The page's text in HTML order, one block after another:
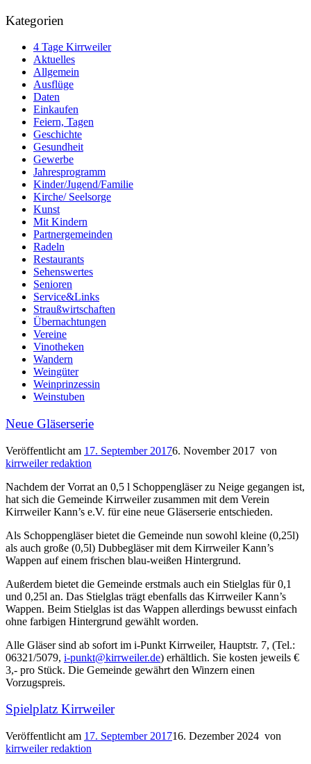
Kategorien
4 Tage Kirrweiler
Aktuelles
Allgemein
Ausflüge
Daten
Einkaufen
Feiern, Tagen
Geschichte
Gesundheit
Gewerbe
Jahresprogramm
Kinder/Jugend/Familie
Kirche/ Seelsorge
Kunst
Mit Kindern
Partnergemeinden
Radeln
Restaurants
Sehenswertes
Senioren
Service&Links
Straußwirtschaften
Übernachtungen
Vereine
Vinotheken
Wandern
Weingüter
Weinprinzessin
Weinstuben
Neue Gläserserie
Veröffentlicht am 17. September 20176. November 2017 von
kirrweiler redaktion
Nachdem der Vorrat an 0,5 l Schoppengläser zu Neige gegangen ist,
hat sich die Gemeinde Kirrweiler zusammen mit dem Verein
Kirrweiler Kann’s e.V. für eine neue Gläserserie entschieden.
Als Schoppengläser bietet die Gemeinde nun sowohl kleine (0,25l)
als auch große (0,5l) Dubbegläser mit dem Kirrweiler Kann’s
Wappen auf einem frischen blau-weißen Hintergrund.
Außerdem bietet die Gemeinde erstmals auch ein Stielglas für 0,1
und 0,25l an. Das Stielglas trägt ebenfalls das Kirrweiler Kann’s
Wappen. Beim Stielglas ist das Wappen allerdings bewusst einfach
ohne farbigen Hintergrund gewählt worden.
Alle Gläser sind ab sofort im i-Punkt Kirrweiler, Hauptstr. 7, (Tel.:
06321/5079, i-punkt@kirrweiler.de) erhältlich. Sie kosten jeweils €
3,- pro Stück. Die Gemeinde gewährt den Winzern einen
Vorzugspreis.
Spielplatz Kirrweiler
Veröffentlicht am 17. September 201716. Dezember 2024 von
kirrweiler redaktion